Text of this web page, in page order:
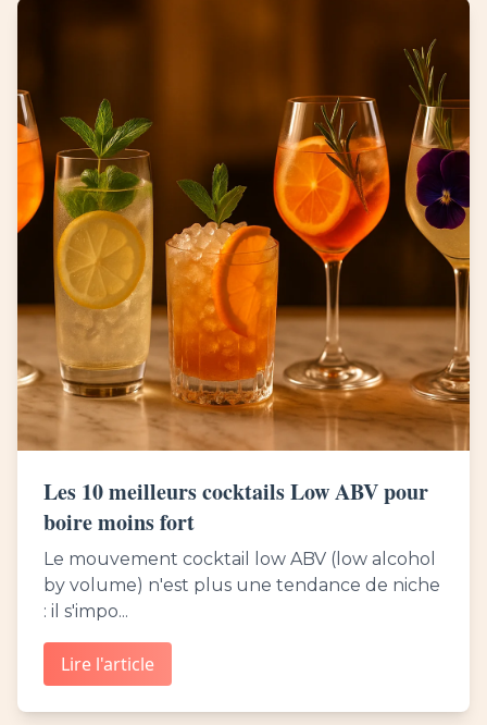
Les 10 meilleurs cocktails Low ABV pour
boire moins fort
Le mouvement cocktail low ABV (low alcohol
by volume) n'est plus une tendance de niche
: il s'impo...
Lire l'article